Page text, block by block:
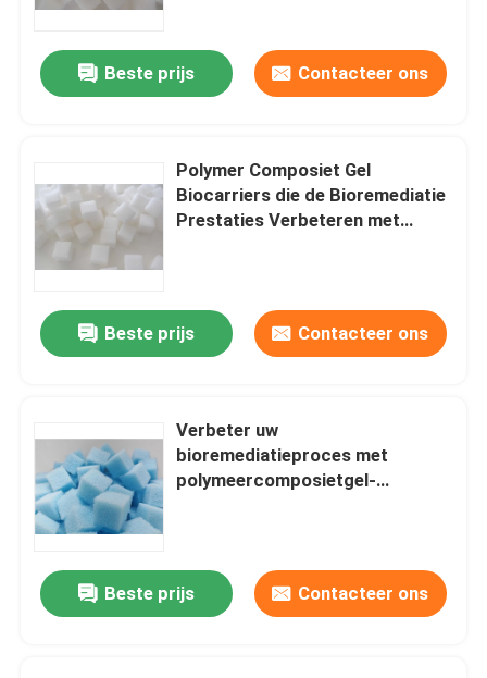
Producten
Videos
Over ons
Beste prijs Contacteer ons
Polymer Composiet Gel
Biocarriers die de Bioremediatie
Prestaties Verbeteren met
Beste prijs Contacteer ons
Verbeter uw
bioremediatieproces met
polymeercomposietgel-
Beste prijs Contacteer ons